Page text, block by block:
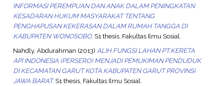
INFORMASI PEREMPUAN DAN ANAK DALAM PENINGKATAN
KESADARAN HUKUM MASYARAKAT TENTANG
PENGHAPUSAN KEKERASAN DALAM RUMAH TANGGA DI
KABUPATEN WONOSOBO. S1 thesis, Fakultas Ilmu Sosial.
Nahdly, Abdurahman (2013) ALIH FUNGSI LAHAN PT.KERETA
API INDONESIA (PERSERO) MENJADI PEMUKIMAN PENDUDUK
DI KECAMATAN GARUT KOTA KABUPATEN GARUT PROVINSI
JAWA BARAT.S1 thesis, Fakultas Ilmu Sosial.